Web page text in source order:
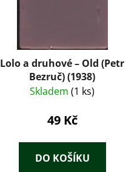
Lolo a druhové – Old (Petr
Bezruč) (1938)
Skladem(1 ks)
49 Kč
DO KOŠÍKU